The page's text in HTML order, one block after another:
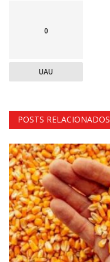
0
UAU
POSTS RELACIONADOS